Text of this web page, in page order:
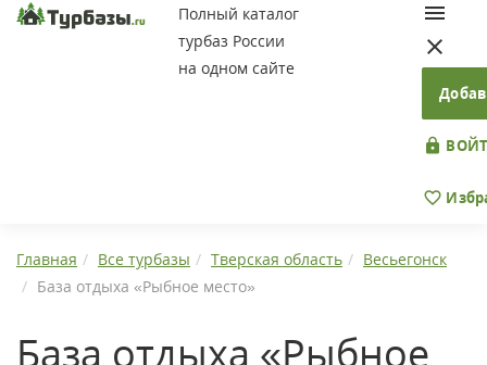
Полный каталог
турбаз России
на одном сайте
Главная Все турбазы Тверская область
Весьегонск
База отдыха «Рыбное место»
База отдыха «Рыбное